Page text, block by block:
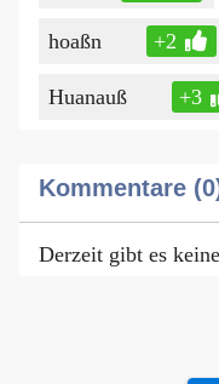
hoaßn +2
Huanauß +3
Kommentare
Derzeit gibt es